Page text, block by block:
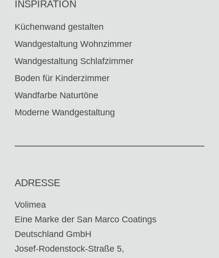
INSPIRATION
Küchenwand gestalten
Wandgestaltung Wohnzimmer
Wandgestaltung Schlafzimmer
Boden für Kinderzimmer
Wandfarbe Naturtöne
Moderne Wandgestaltung
ADRESSE
Volimea
Eine Marke der San Marco Coatings
Deutschland GmbH
Josef-Rodenstock-Straße 5,